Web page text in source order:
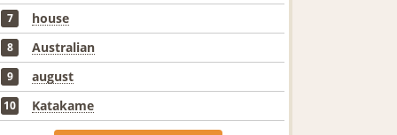
7 house
8 Australian
9 august
10 Katakame